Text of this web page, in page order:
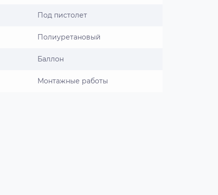
Под пистолет
Полиуретановый
Баллон
Монтажные работы